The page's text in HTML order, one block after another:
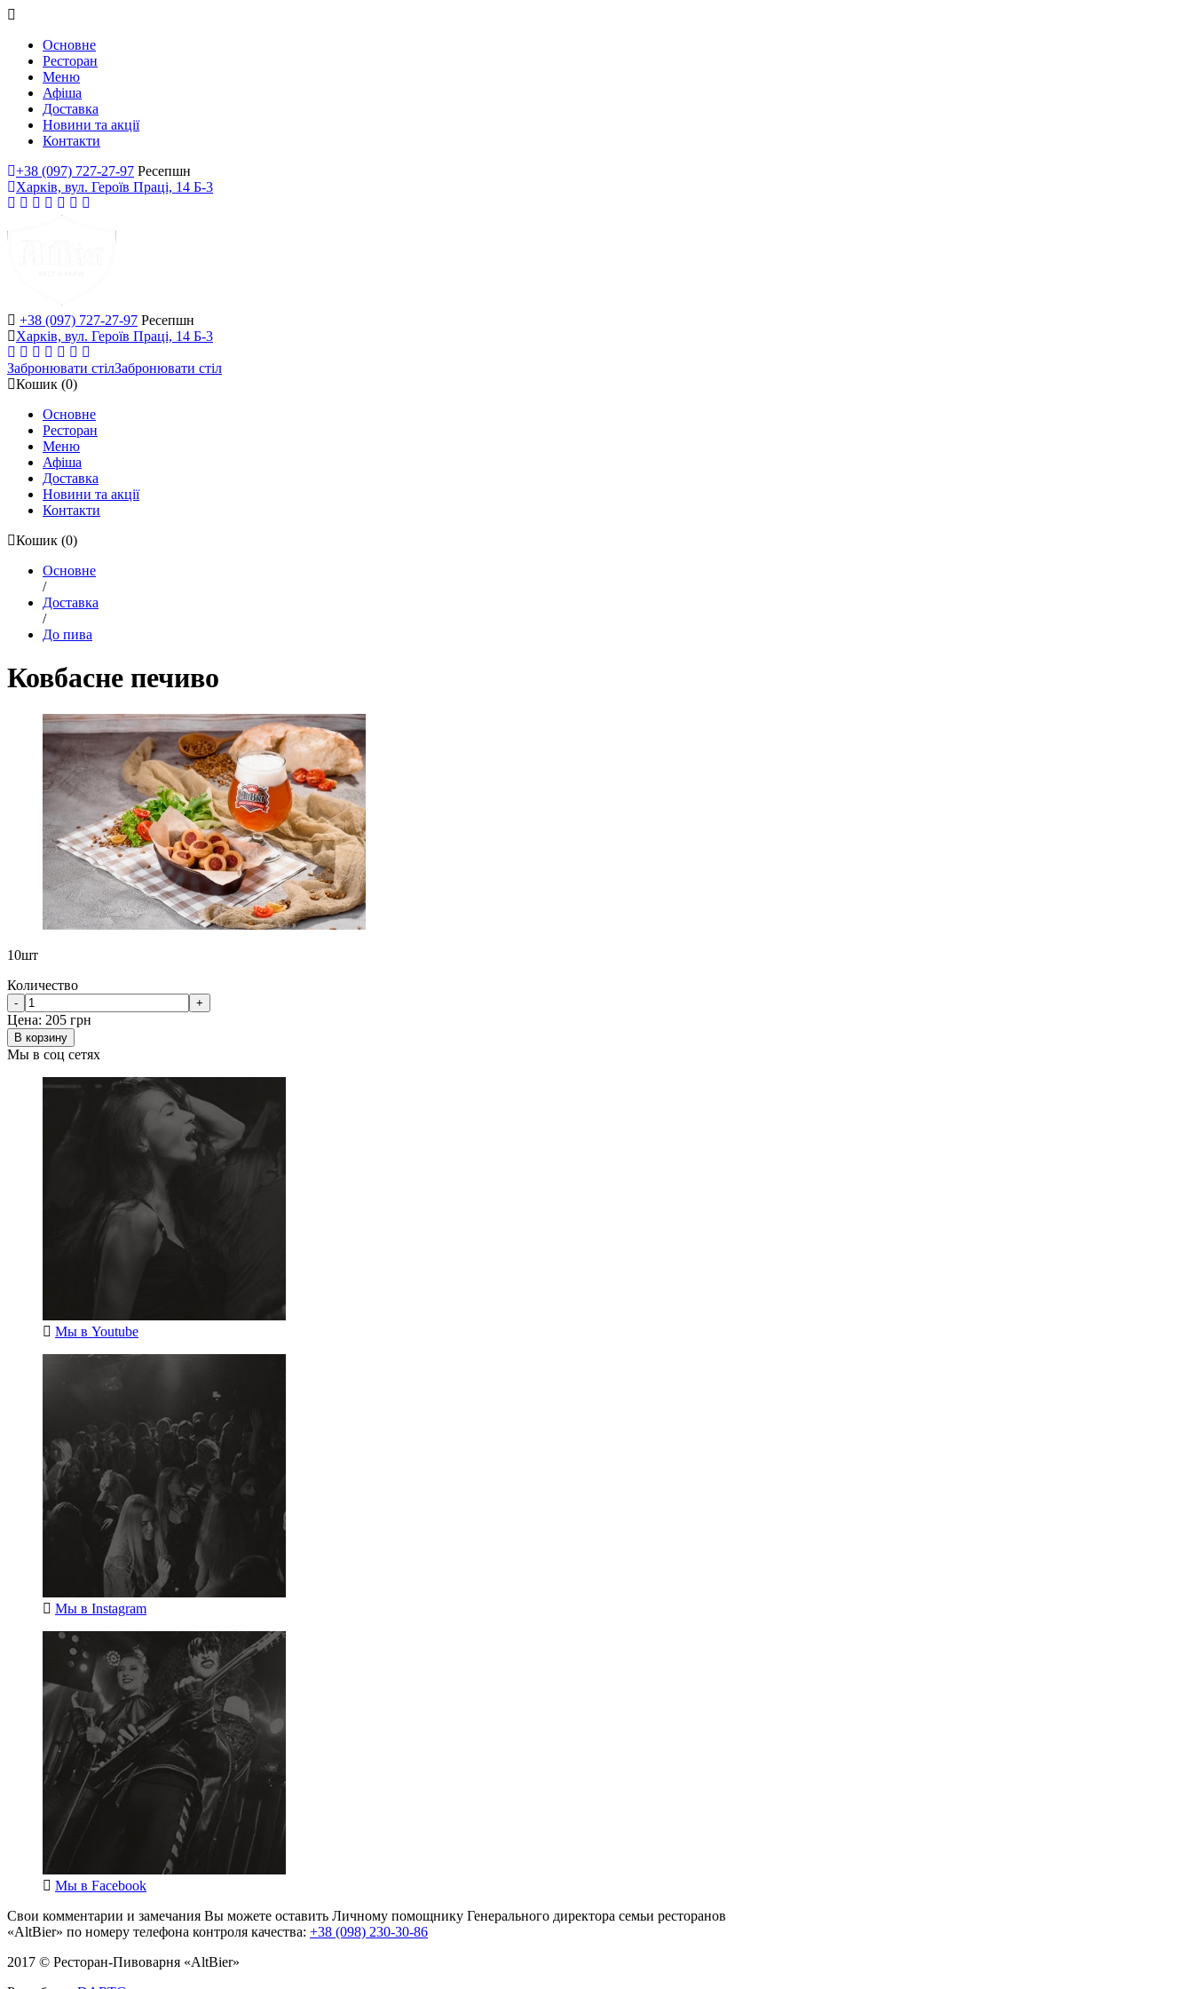
Основне
Ресторан
Меню
Афіша
Доставка
Новини та акції
Контакти
+38 (097) 727-27-97 Ресепшн
Харків, вул. Героїв Праці, 14 Б-3
+38 (097) 727-27-97 Ресепшн
Харків, вул. Героїв Праці, 14 Б-3
Забронювати стілЗабронювати стіл
Кошик (0)
Основне
Ресторан
Меню
Афіша
Доставка
Новини та акції
Контакти
Кошик (0)
Основне
/
Доставка
/
До пива
Ковбасне печиво
10шт
Количество
- +
Цена: 205 грн
В корзину
Мы в соц сетях
Мы в Youtube
Мы в Instagram
Мы в Facebook
Свои комментарии и замечания Вы можете оставить Личному помощнику Генерального директора семьи ресторанов
«AltBier» по номеру телефона контроля качества: +38 (098) 230-30-86
2017 © Ресторан-Пивоварня «AltBier»